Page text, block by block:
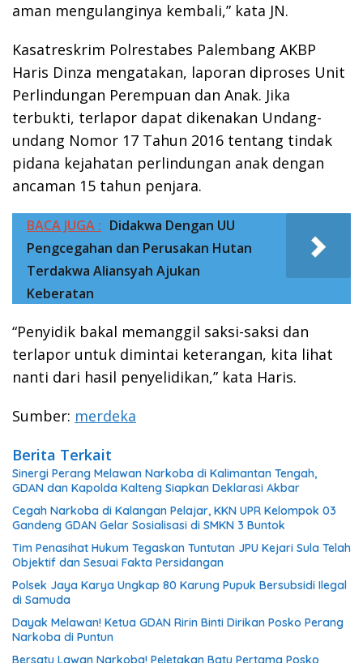
aman mengulanginya kembali,” kata JN.
Kasatreskrim Polrestabes Palembang AKBP
Haris Dinza mengatakan, laporan diproses Unit
Perlindungan Perempuan dan Anak. Jika
terbukti, terlapor dapat dikenakan Undang-
undang Nomor 17 Tahun 2016 tentang tindak
pidana kejahatan perlindungan anak dengan
ancaman 15 tahun penjara.
BACA JUGA : Didakwa Dengan UU
Pengcegahan dan Perusakan Hutan
Terdakwa Aliansyah Ajukan
Keberatan
“Penyidik bakal memanggil saksi-saksi dan
terlapor untuk dimintai keterangan, kita lihat
nanti dari hasil penyelidikan,” kata Haris.
Sumber: merdeka
Berita Terkait
Sinergi Perang Melawan Narkoba di Kalimantan Tengah,
GDAN dan Kapolda Kalteng Siapkan Deklarasi Akbar
Cegah Narkoba di Kalangan Pelajar, KKN UPR Kelompok 03
Gandeng GDAN Gelar Sosialisasi di SMKN 3 Buntok
Tim Penasihat Hukum Tegaskan Tuntutan JPU Kejari Sula Telah
Objektif dan Sesuai Fakta Persidangan
Polsek Jaya Karya Ungkap 80 Karung Pupuk Bersubsidi Ilegal
di Samuda
Dayak Melawan! Ketua GDAN Ririn Binti Dirikan Posko Perang
Narkoba di Puntun
Bersatu Lawan Narkoba! Peletakan Batu Pertama Posko